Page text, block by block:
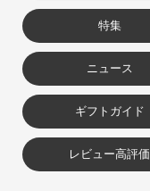
特集
ニュース
ギフトガイド
レビュー高評価